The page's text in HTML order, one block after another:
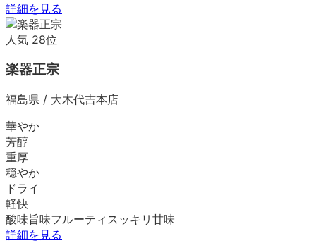
詳細を見る
人気 28位
楽器正宗
福島県 / 大木代吉本店
華やか
芳醇
重厚
穏やか
ドライ
軽快
酸味旨味フルーティ スッキリ 甘味
詳細を見る